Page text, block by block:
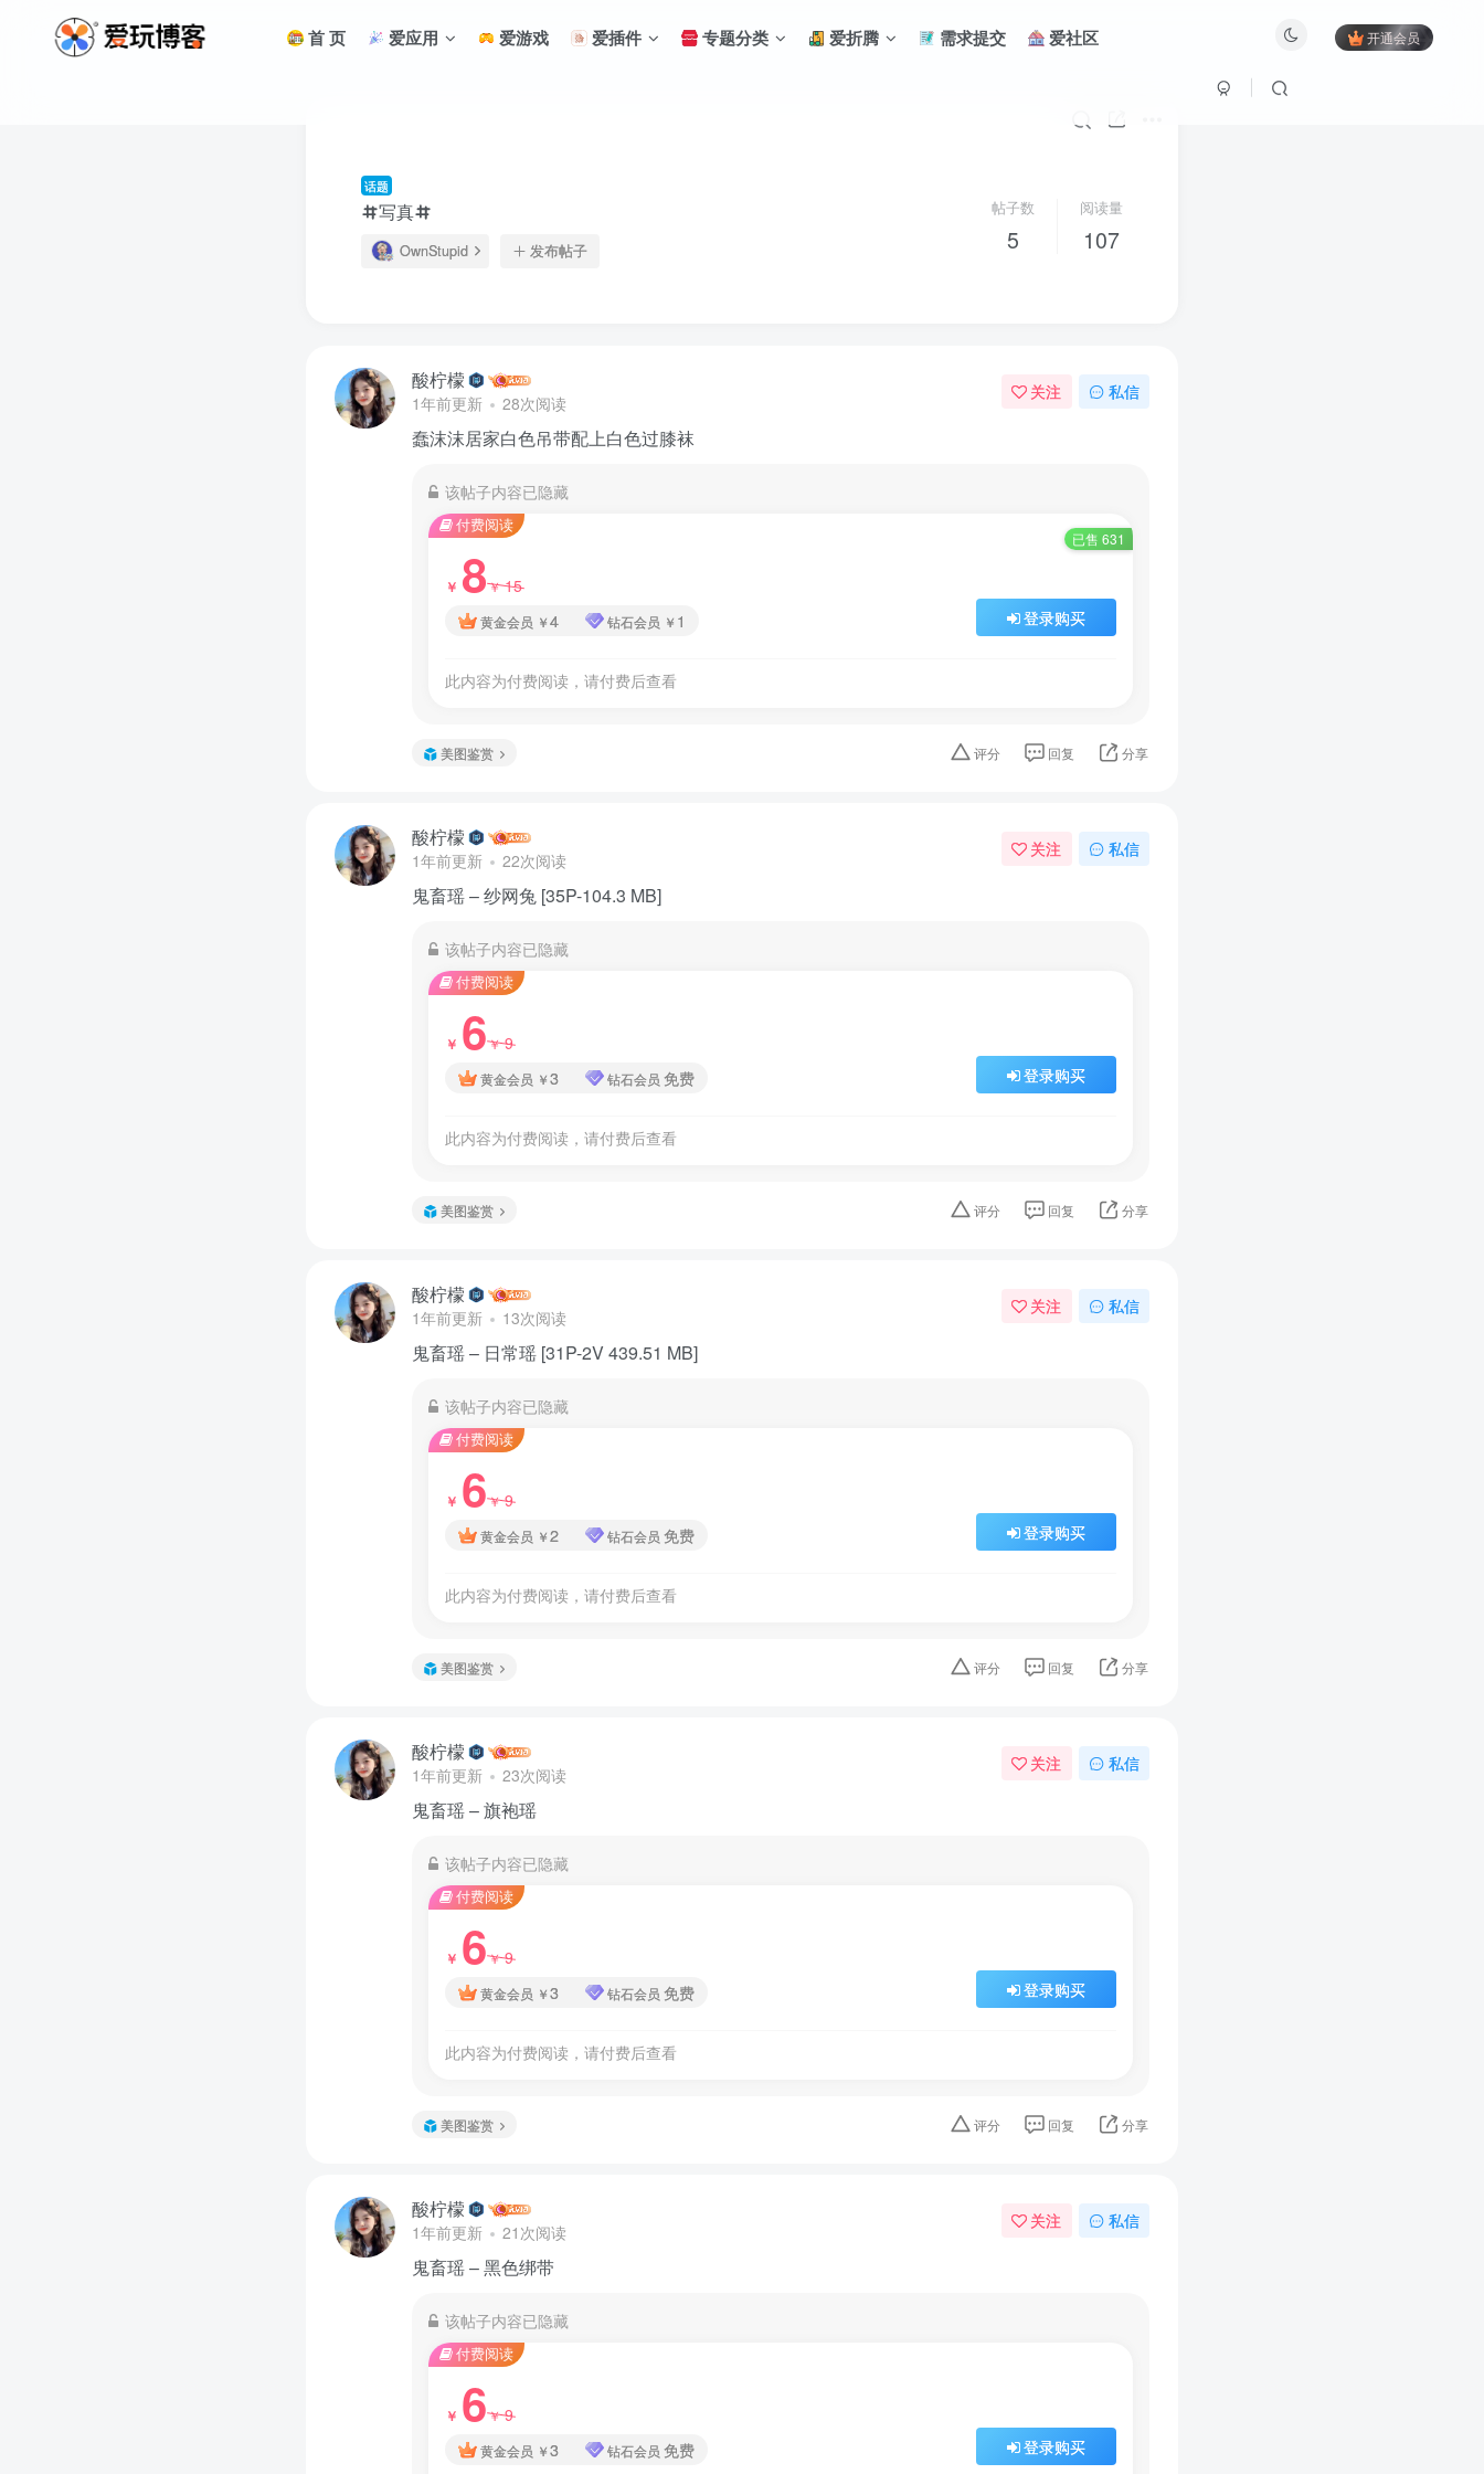
首 页 爱应用 爱游戏 爱插件 专题分类 爱折腾 需求提交 爱社区 开通会员
话题
写真
OwnStupid 发布帖子
帖子数
5
阅读量
107
酸柠檬
1年前更新 28次阅读
关注 私信
蠢沫沫居家白色吊带配上白色过膝袜
该帖子内容已隐藏
付费阅读
已售 631
￥ 8￥15
黄金会员 ￥4 钻石会员 ￥ 1 登录购买
此内容为付费阅读，请付费后查看
美图鉴赏 评分 回复 分享
酸柠檬
1年前更新 22次阅读
关注 私信
鬼畜瑶 – 纱网兔 [35P-104.3 MB]
该帖子内容已隐藏
付费阅读
￥ 6￥9
黄金会员 ￥3 钻石会员 免费 登录购买
此内容为付费阅读，请付费后查看
美图鉴赏 评分 回复 分享
酸柠檬
1年前更新 13次阅读
关注 私信
鬼畜瑶 – 日常瑶 [31P-2V 439.51 MB]
该帖子内容已隐藏
付费阅读
￥ 6￥9
黄金会员 ￥2 钻石会员 免费 登录购买
此内容为付费阅读，请付费后查看
美图鉴赏 评分 回复 分享
酸柠檬
1年前更新 23次阅读
关注 私信
鬼畜瑶 – 旗袍瑶
该帖子内容已隐藏
付费阅读
￥ 6￥9
黄金会员 ￥3 钻石会员 免费 登录购买
此内容为付费阅读，请付费后查看
美图鉴赏 评分 回复 分享
酸柠檬
1年前更新 21次阅读
关注 私信
鬼畜瑶 – 黑色绑带
该帖子内容已隐藏
付费阅读
￥ 6￥9
黄金会员 ￥3 钻石会员 免费 登录购买